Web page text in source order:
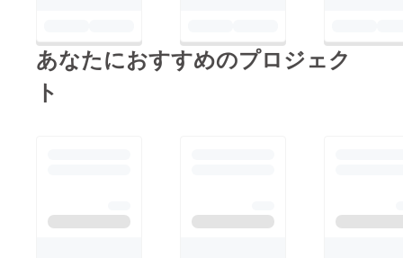
あなたにおすすめのプロジェク
ト